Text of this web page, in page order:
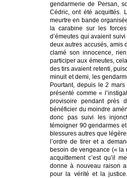
gendarmerie de Persan,
Cédric, ont été acquittés.
meurtre en bande
la carabine sur les
d’émeutes qui avaient
deux autres accusés, amis
clamé son innocence,
participer aux émeutes,
des tirs avaient retenti,
minuit et demi, les
Pourtant, depuis le 2
présenté comme «
provisoire pendant près
bénéficier du moindre
donc pas suivi les
témoigner 90 gendarmes
blessures autres que
l’ordre de tirer et a
besoin de vengeance (« la
acquittement c’est qu’il
donne à nouveau raison
pour la vérité et la